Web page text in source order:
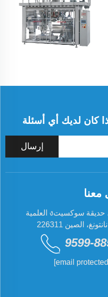
كان لديك أي أسئلة
إرسال
معنا
Add: #19 طريق زهوسونغ، حديقة سوكسيتง العلمية
الصين 226311